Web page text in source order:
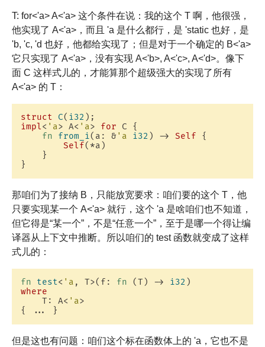
T: for<'a> A<'a> 这个条件在说：我的这个 T 啊，他很强，
他实现了 A<'a>，而且 'a 是什么都行，是 'static 也好，是
'b, 'c, 'd 也好，他都给实现了；但是对于一个确定的 B<'a>
它只实现了 A<'a>，没有实现 A<'b>, A<'c>, A<'d>。像下
面 C 这样式儿的，才能算那个超级强大的实现了所有
A<'a> 的 T：
struct C( i32
impl< 'a> A< 'a> for C {
fn
from_i(a: &'a i32 ) -> Self {
Self(*a)
    }
那咱们为了接纳 B，只能放宽要求：咱们要的这个 T，他
只要实现某一个 A<'a> 就行，这个 'a 是啥咱们也不知道，
但它得是“某一个”，不是“任意一个”，至于是哪一个得让编
译器从上下文中推断。所以咱们的 test 函数就变成了这样
式儿的：
fn test< 'a , T>(f: fn (T) -> i32
where
    T: A<
'a>
但是这也有问题：咱们这个标在函数体上的 'a，它也不是